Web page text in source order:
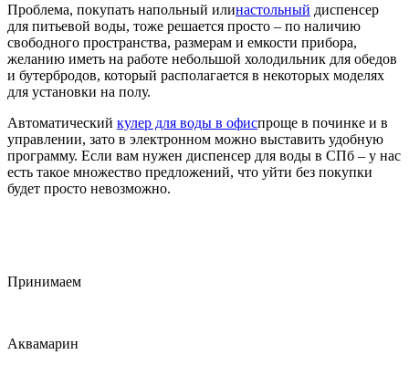
Проблема, покупать напольный илинастольный диспенсер
для питьевой воды, тоже решается просто – по наличию
свободного пространства, размерам и емкости прибора,
желанию иметь на работе небольшой холодильник для обедов
и бутербродов, который располагается в некоторых моделях
для установки на полу.
Автоматический кулер для воды в офиспроще в починке и в
управлении, зато в электронном можно выставить удобную
программу. Если вам нужен диспенсер для воды в СПб – у нас
есть такое множество предложений, что уйти без покупки
будет просто невозможно.
Принимаем
Аквамарин